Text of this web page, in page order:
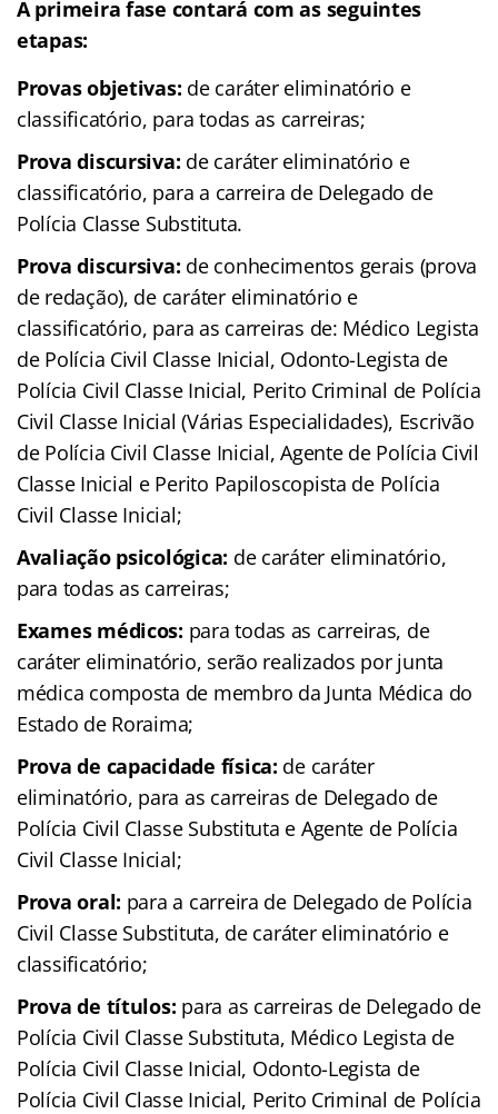
A primeira fase contará com as seguintes
etapas:
Provas objetivas: de caráter eliminatório e
classificatório, para todas as carreiras;
Prova discursiva: de caráter eliminatório e
classificatório, para a carreira de Delegado de
Polícia Classe Substituta.
Prova discursiva: de conhecimentos gerais (prova
de redação), de caráter eliminatório e
classificatório, para as carreiras de: Médico Legista
de Polícia Civil Classe Inicial, Odonto-Legista de
Polícia Civil Classe Inicial, Perito Criminal de Polícia
Civil Classe Inicial (Várias Especialidades), Escrivão
de Polícia Civil Classe Inicial, Agente de Polícia Civil
Classe Inicial e Perito Papiloscopista de Polícia
Civil Classe Inicial;
Avaliação psicológica: de caráter eliminatório,
para todas as carreiras;
Exames médicos: para todas as carreiras, de
caráter eliminatório, serão realizados por junta
médica composta de membro da Junta Médica do
Estado de Roraima;
Prova de capacidade física: de caráter
eliminatório, para as carreiras de Delegado de
Polícia Civil Classe Substituta e Agente de Polícia
Civil Classe Inicial;
Prova oral: para a carreira de Delegado de Polícia
Civil Classe Substituta, de caráter eliminatório e
classificatório;
Prova de títulos: para as carreiras de Delegado de
Polícia Civil Classe Substituta, Médico Legista de
Polícia Civil Classe Inicial, Odonto-Legista de
Polícia Civil Classe Inicial, Perito Criminal de Polícia